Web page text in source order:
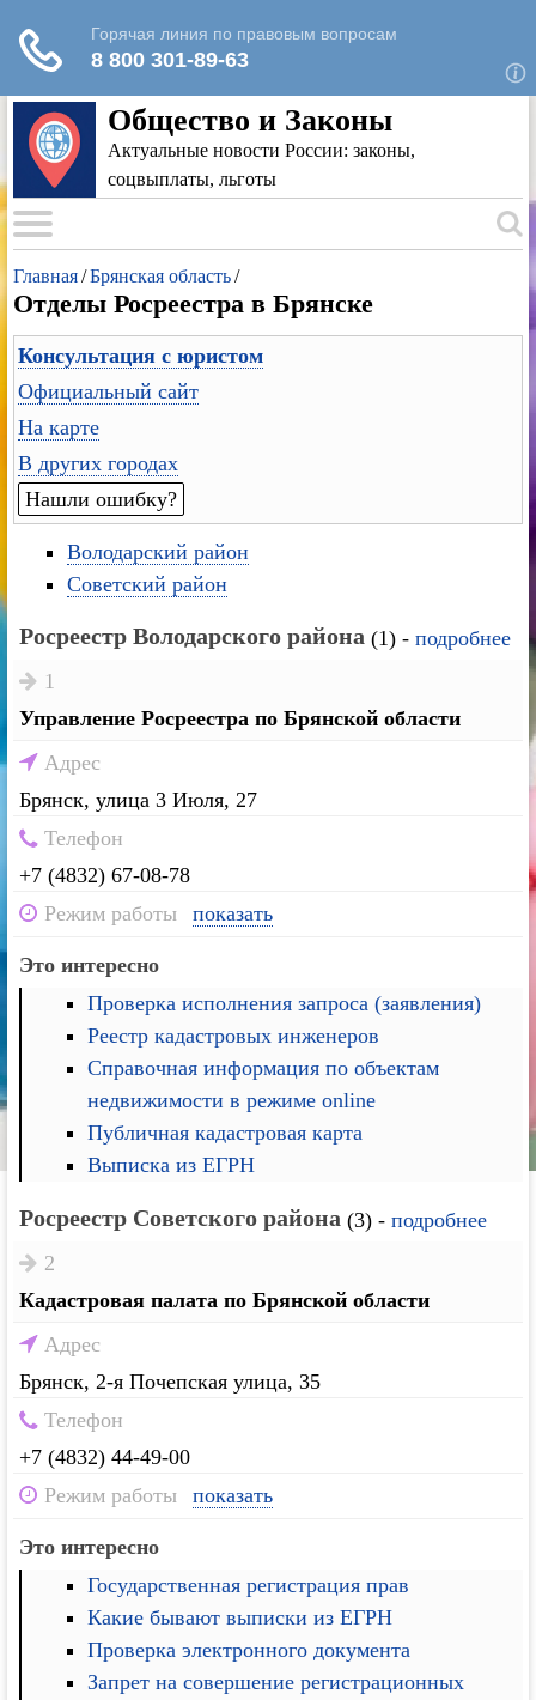
Общество и Законы
Актуальные новости России: законы,
соцвыплаты, льготы
Главная/Брянская область/
Отделы Росреестра в Брянске
Консультация с юристом
Официальный сайт
На карте
В других городах
Нашли ошибку?
Володарский район
Советский район
Росреестр Володарского района (1) -подробнее
1
Управление Росреестра по Брянской области
Адрес
Брянск, улица 3 Июля, 27
Телефон
+7 (4832) 67-08-78
Режим работы
показать
Это интересно
Проверка исполнения запроса (заявления)
Реестр кадастровых инженеров
Справочная информация по объектам
недвижимости в режиме online
Публичная кадастровая карта
Выписка из ЕГРН
Росреестр Советского района (3) -подробнее
2
Кадастровая палата по Брянской области
Адрес
Брянск, 2-я Почепская улица, 35
Телефон
+7 (4832) 44-49-00
Режим работы
показать
Это интересно
Государственная регистрация прав
Какие бывают выписки из ЕГРН
Проверка электронного документа
Запрет на совершение регистрационных
Для любых предложений по сайту: rk-
reestr@cp9.ru